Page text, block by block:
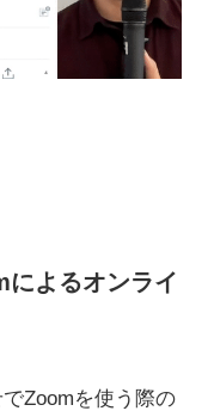
によるオンライ
Zoomを使う際の